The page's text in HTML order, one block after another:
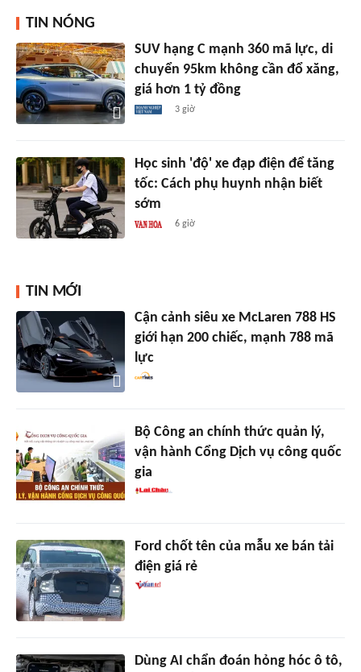
TIN NÓNG
SUV hạng C mạnh 360 mã lực, di
chuyển 95km không cần đổ xăng,
giá hơn 1 tỷ đồng
3 giờ
Học sinh 'độ' xe đạp điện để tăng
tốc: Cách phụ huynh nhận biết
sớm
6 giờ
TIN MỚI
Cận cảnh siêu xe McLaren 788 HS
giới hạn 200 chiếc, mạnh 788 mã
lực
Bộ Công an chính thức quản lý,
vận hành Cổng Dịch vụ công quốc
gia
Ford chốt tên của mẫu xe bán tải
điện giá rẻ
Dùng AI chẩn đoán hỏng hóc ô tô,